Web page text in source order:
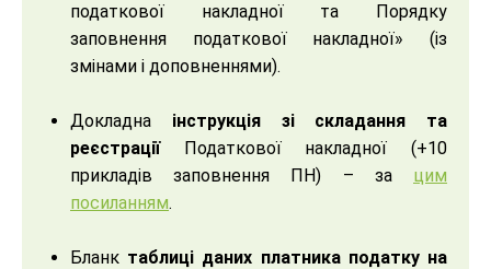
податкової накладної та Порядку
заповнення податкової накладної» (із
змінами і доповненнями).
Докладна інструкція зі складання та
реєстраціїПодаткової накладної (+10
прикладів заповнення ПН) – за цим
посиланням.
Бланк таблиці даних платника податку на